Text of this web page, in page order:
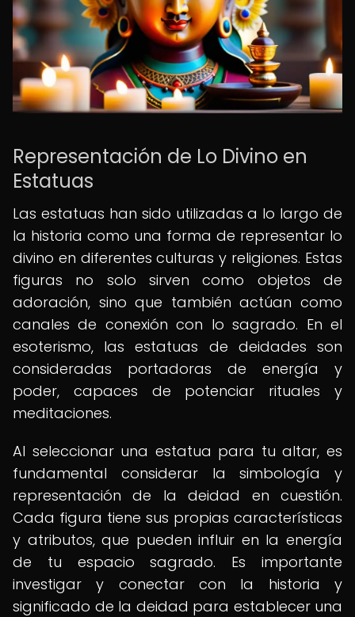
Representación de Lo Divino en
Estatuas
Las estatuas han sido utilizadas a lo largo de
la historia como una forma de representar lo
divino en diferentes culturas y religiones. Estas
figuras no solo sirven como objetos de
adoración, sino que también actúan como
canales de conexión con lo sagrado. En el
esoterismo, las estatuas de deidades son
consideradas portadoras de energía y
poder, capaces de potenciar rituales y
meditaciones.
Al seleccionar una estatua para tu altar, es
fundamental considerar la simbología y
representación de la deidad en cuestión.
Cada figura tiene sus propias características
y atributos, que pueden influir en la energía
de tu espacio sagrado. Es importante
investigar y conectar con la historia y
significado de la deidad para establecer una